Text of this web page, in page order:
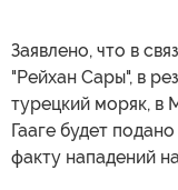
Заявлено, что в
"Рейхан Сары", в
турецкий моряк, в
Гааге будет
факту нападений